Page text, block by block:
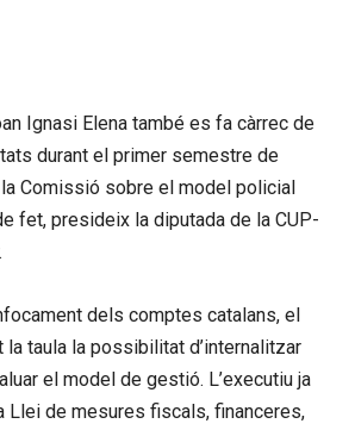
Ignasi Elena també es fa càrrec de
durant el primer semestre de
Comissió sobre el model policial
fet, presideix la diputada de la CUP-
dels comptes catalans, el
la taula la possibilitat d’internalitzar
el model de gestió. L’executiu ja
Llei de mesures fiscals, financeres,